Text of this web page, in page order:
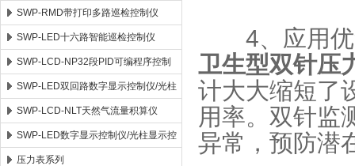
SWP-RMD带打印多路巡检控制仪
SWP-LED十六路智能巡检控制仪
SWP-LCD-NP32段PID可编程序控制
仪
SWP-LED双回路数字显示控制仪/光柱
显示控制仪
SWP-LCD-NLT天然气流量积算仪
SWP-LED数字显示控制仪/光柱显示控
制仪
压力表系列
​​4、应用优
卫生型双针压
计大大缩短了
用率。双针监
异常，预防潜